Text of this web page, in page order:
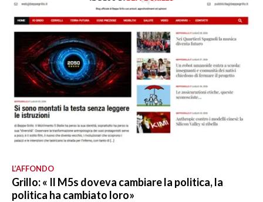
L’AFFONDO
Grillo: « Il M5s doveva cambiare la politica, la
politica ha cambiato loro»